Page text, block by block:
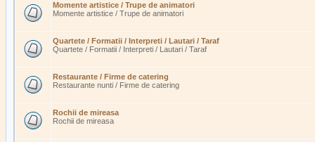
Momente artistice / Trupe de animatori
Momente artistice / Trupe de animatori
Quartete / Formatii / Interpreti / Lautari / Taraf
Quartete / Formatii / Interpreti / Lautari / Taraf
Restaurante / Firme de catering
Restaurante nunti / Firme de catering
Rochii de mireasa
Rochii de mireasa